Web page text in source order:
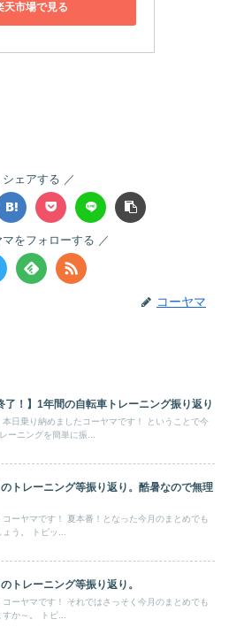
天市場で見る
シェアする
マをフォローする
コーヤマ
了！】1年間の自転車トレーニング振り返り
乗り納めましたコーヤマです！ ということで今
ーニングを簡単に振...
トレーニング等振り返り。酷暑なので無理
本番！となった今月のまとめでも
していきましょう。 トピッ...
トレーニング等振り返り。
れではさっそく今月のまとめでも
やっていきますか～。 トピ...